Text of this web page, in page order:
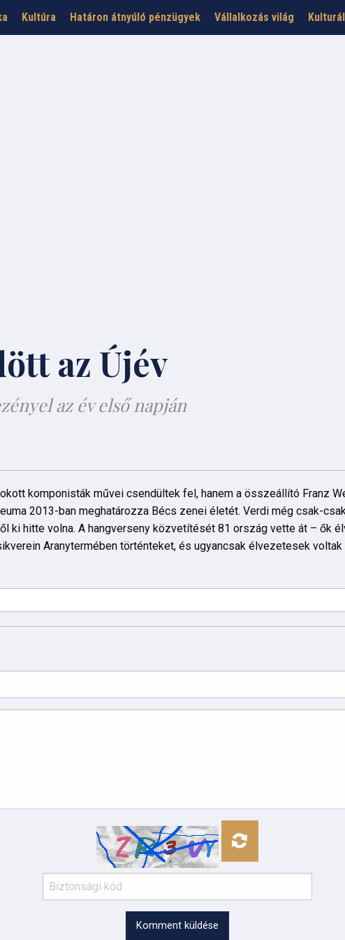
Kultúra Határon átnyúló pénzügyek Vállalkozás világ
az Újév
az év első napján
komponisták művei csendültek fel, hanem a összeállító Franz
2013-ban meghatározza Bécs zenei életét. Verdi még csak-
ki hitte volna. A hangverseny közvetítését 81 ország vette át – ők
Aranytermében történteket, és ugyancsak élvezetesek
Komment küldése